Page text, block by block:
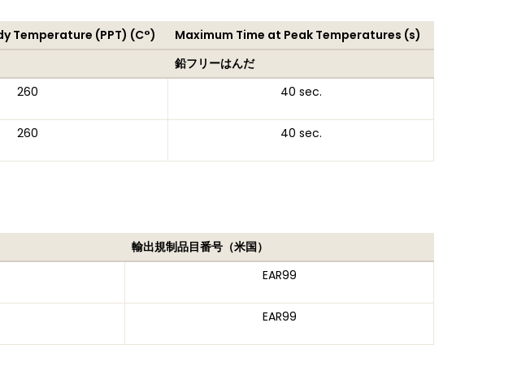
Temperature (PPT) (C°)
Maximum Time at Peak Temperatures (s)
鉛フリーはんだ
260 40 sec.
260 40 sec.
輸出規制品目番号（米国）
EAR99
EAR99